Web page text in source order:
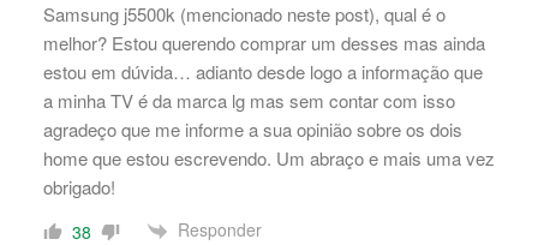
Samsung j5500k (mencionado neste post), qual é o
melhor? Estou querendo comprar um desses mas ainda
estou em dúvida… adianto desde logo a informação que
a minha TV é da marca lg mas sem contar com isso
agradeço que me informe a sua opinião sobre os dois
home que estou escrevendo. Um abraço e mais uma vez
obrigado!
38 Responder